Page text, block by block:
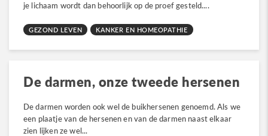
je lichaam wordt dan behoorlijk op de proef gesteld....
GEZOND LEVEN KANKER EN HOMEOPATHIE
De darmen, onze tweede hersenen
De darmen worden ook wel de buikhersenen genoemd. Als we
een plaatje van de hersenen en van de darmen naast elkaar
zien lijken ze wel...